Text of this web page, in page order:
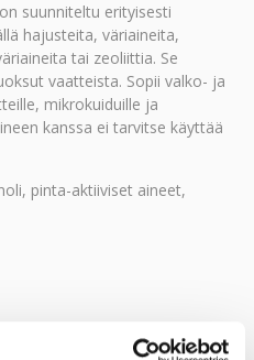
suunniteltu erityisesti
hajusteita, väriaineita,
tai zeoliittia. Se
vaatteista. Sopii valko- ja
mikrokuiduille ja
kanssa ei tarvitse käyttää
pinta-aktiiviset aineet,